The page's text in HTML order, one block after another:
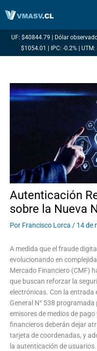
UF: $40844.79 | Dólar
$1054.01 | IPC: -0.2% |
Autenticación
sobre la Nueva
Por Francisco Lorca / 14 de
A medida que el fraude
evolucionando en
Mercado Financiero (CMF)
que buscan reforzar la
electrónicas. Con la entrada
General N° 538
emisores de medios de
financieros deberán dejar
tarjeta de coordenadas, y
la autenticación de